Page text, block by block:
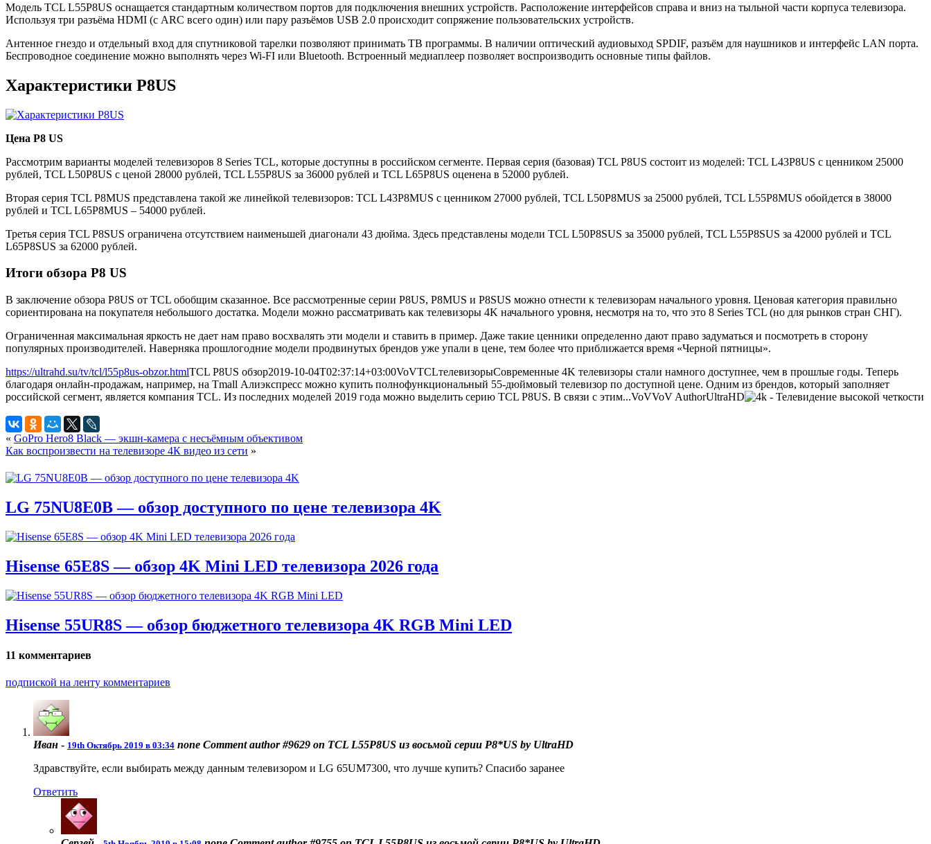
Модель TCL L55P8US оснащается стандартным количеством портов для подключения внешних устройств. Расположение интерфейсов справа и вниз на тыльной части корпуса телевизора.
Используя три разъёма HDMI (с ARC всего один) или пару разъёмов USB 2.0 происходит сопряжение пользовательских устройств.
Антенное гнездо и отдельный вход для спутниковой тарелки позволяют принимать ТВ программы. В наличии оптический аудиовыход SPDIF, разъём для наушников и интерфейс LAN порта.
Беспроводное соединение можно выполнять через Wi-FI или Bluetooth. Встроенный медиаплеер позволяет воспроизводить основные типы файлов.
Характеристики P8US
Цена P8 US
Рассмотрим варианты моделей телевизоров 8 Series TCL, которые доступны в российском сегменте. Первая серия (базовая) TCL P8US состоит из моделей: TCL L43P8US с ценником 25000
рублей, TCL L50P8US с ценой 28000 рублей, TCL L55P8US за 36000 рублей и TCL L65P8US оценена в 52000 рублей.
Вторая серия TCL P8MUS представлена такой же линейкой телевизоров: TCL L43P8MUS с ценником 27000 рублей, TCL L50P8MUS за 25000 рублей, TCL L55P8MUS обойдется в 38000
рублей и TCL L65P8MUS – 54000 рублей.
Третья серия TCL P8SUS ограничена отсутствием наименьшей диагонали 43 дюйма. Здесь представлены модели TCL L50P8SUS за 35000 рублей, TCL L55P8SUS за 42000 рублей и TCL
L65P8SUS за 62000 рублей.
Итоги обзора P8 US
В заключение обзора P8US от TCL обобщим сказанное. Все рассмотренные серии P8US, P8MUS и P8SUS можно отнести к телевизорам начального уровня. Ценовая категория правильно
сориентирована на покупателя небольшого достатка. Модели можно рассматривать как телевизоры 4K начального уровня, несмотря на то, что это 8 Series TCL (но для рынков стран СНГ).
Ограниченная максимальная яркость не дает нам право восхвалять эти модели и ставить в пример. Даже такие ценники определенно дают право задуматься и посмотреть в сторону
популярных производителей. Наверняка прошлогодние модели продвинутых брендов уже упали в цене, тем более что приближается время «Черной пятницы».
https://ultrahd.su/tv/tcl/l55p8us-obzor.htmlTCL P8US обзор2019-10-04T02:37:14+03:00VoVTCLтелевизорыСовременные 4K телевизоры стали намного доступнее, чем в прошлые годы. Теперь
благодаря онлайн-продажам, например, на Tmall Алиэкспресс можно купить полнофункциональный 55-дюймовый телевизор по доступной цене. Одним из брендов, который заполняет
российской сегмент, является компания TCL. Из последних моделей 2019 года можно выделить серию TCL P8US. В связи с этим...VoVVoV AuthorUltraHD
« GoPro Hero8 Black — экшн-камера с несъёмным объективом
Как воспроизвести на телевизоре 4К видео из сети »
LG 75NU8E0B — обзор доступного по цене телевизора 4K
Hisense 65E8S — обзор 4K Mini LED телевизора 2026 года
Hisense 55UR8S — обзор бюджетного телевизора 4K RGB Mini LED
11 комментариев
подпиской на ленту комментариев
Иван - 19th Октябрь 2019 в 03:34 none Comment author #9629 on TCL L55P8US из восьмой серии P8*US by UltraHD
Здравствуйте, если выбирать между данным телевизором и LG 65UM7300, что лучше купить? Спасибо заранее
Ответить